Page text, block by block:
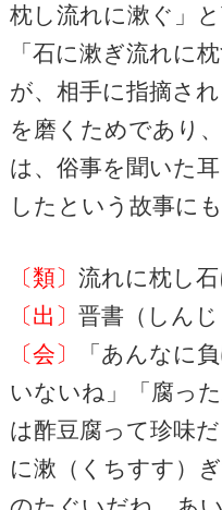
枕し流れに漱ぐ」
「石に漱ぎ流れに
が、相手に指摘さ
を磨くためであり
は、俗事を聞いた
したという故事にも
〔類〕 流れに枕し
〔出〕 晋書（しんじ
〔会〕
「あんなに
いないね」「腐っ
は酢豆腐って珍味
に漱（くちすす）